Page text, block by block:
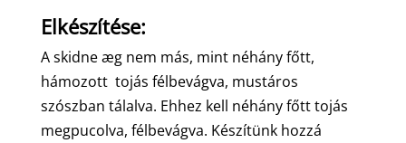
Elkészítése:
A skidne æg nem más, mint néhány főtt,
hámozott tojás félbevágva, mustáros
szószban tálalva. Ehhez kell néhány főtt tojás
megpucolva, félbevágva. Készítünk hozzá